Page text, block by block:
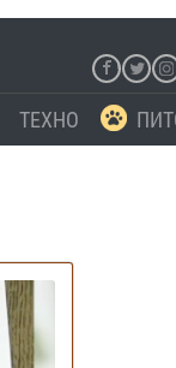
ТЕХНО